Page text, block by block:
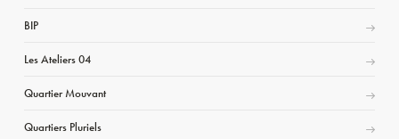
BIP
Les Ateliers 04
Quartier Mouvant
Quartiers Pluriels